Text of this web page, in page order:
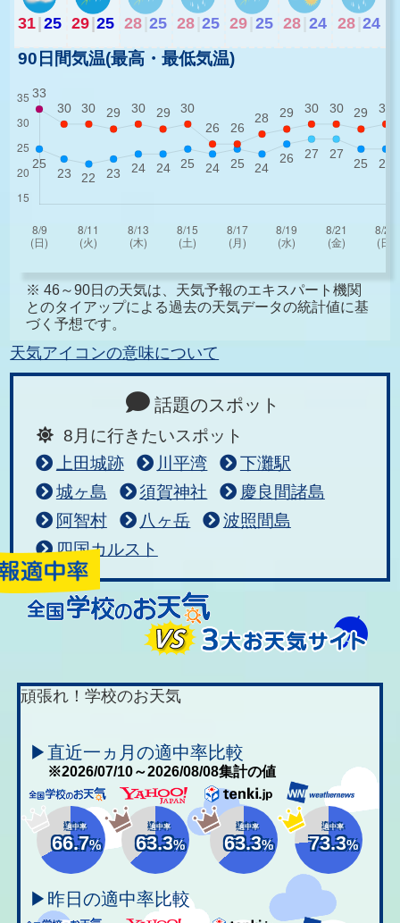
31|25 29|25 28 25 28 25 29 25 28 24 28 24
90日間気温(最高・最低気温)
※ 46～90日の天気は、天気予報のエキスパート機関
とのタイアップによる過去の天気データの統計値に基
づく予想です。
天気アイコンの意味について
話題のスポット
8月に行きたいスポット
上田城跡
川平湾
下灘駅
城ヶ島
須賀神社
慶良間諸島
阿智村
八ヶ岳
波照間島
四国カルスト
頑張れ！学校のお天気
▶直近一ヵ月の適中率比較
※2026/07/10～2026/08/08集計の値
適中率
66.7%
適中率
63.3%
適中率
63.3%
適中率
73.3%
▶昨日の適中率比較